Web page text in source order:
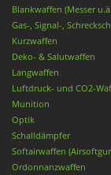
Blankwaffen (Messer
Gas-, Signal-,
Kurzwaffen
Deko- & Salutwaffen
Langwaffen
Luftdruck- und CO2-
Munition
Optik
Schalldämpfer
Softairwaffen
Ordonnanzwaffen